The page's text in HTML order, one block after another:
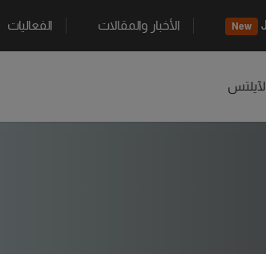
New الأخبار والمقالات الفعاليات